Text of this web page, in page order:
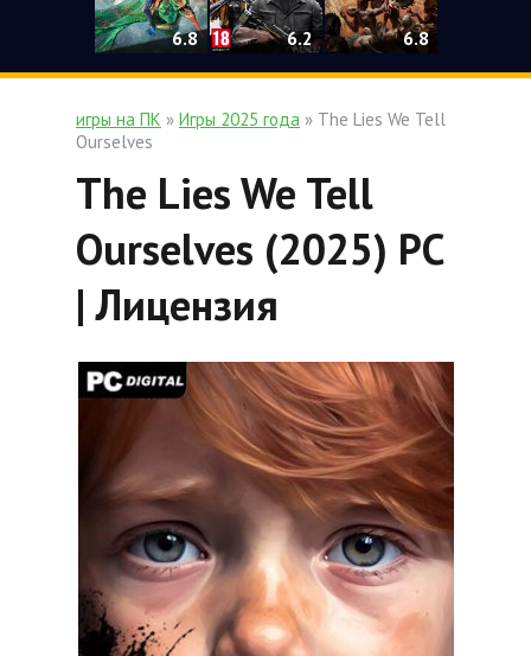
6.8 6.2 6.8
игры на ПК » Игры 2025 года » The Lies We Tell
Ourselves
The Lies We Tell
Ourselves (2025) PC
| Лицензия